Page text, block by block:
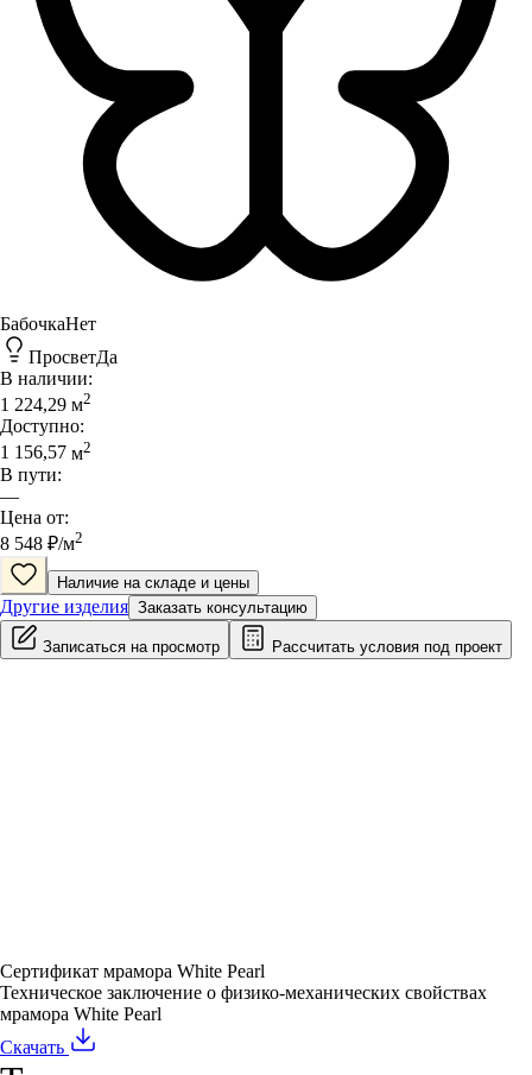
БабочкаНет
ПросветДа
В наличии:
1 224,29 м2
Доступно:
1 156,57 м2
В пути:
—
Цена от:
8 548 ₽/м2
Наличие на складе и цены
Другие изделия Заказать консультацию
Записаться на просмотр Рассчитать условия под проект
Сертификат мрамора White Pearl
Техническое заключение о физико-механических свойствах
мрамора White Pearl
Скачать